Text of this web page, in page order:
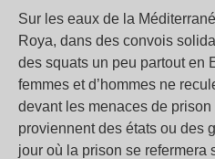
Sur les eaux de la
Roya, dans des convois
des squats un peu partout en
femmes et d’hommes ne
devant les menaces de prison
proviennent des états ou des
jour où la prison se refermera